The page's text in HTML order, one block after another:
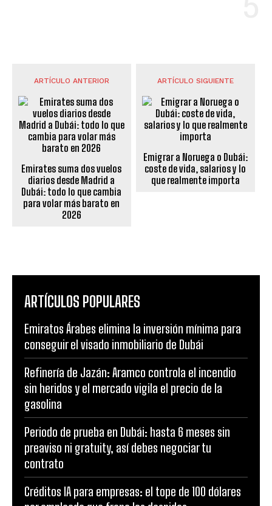
ARTÍCULO ANTERIOR
Emirates suma dos vuelos
diarios desde Madrid a
Dubái: todo lo que cambia
para volar más barato en
2026
ARTÍCULO SIGUIENTE
Emigrar a Noruega o Dubái:
coste de vida, salarios y lo
que realmente importa
ARTÍCULOS POPULARES
Emiratos Árabes elimina la inversión mínima para
conseguir el visado inmobiliario de Dubái
Refinería de Jazán: Aramco controla el incendio
sin heridos y el mercado vigila el precio de la
gasolina
Periodo de prueba en Dubái: hasta 6 meses sin
preaviso ni gratuity, así debes negociar tu
contrato
Créditos IA para empresas: el tope de 100 dólares